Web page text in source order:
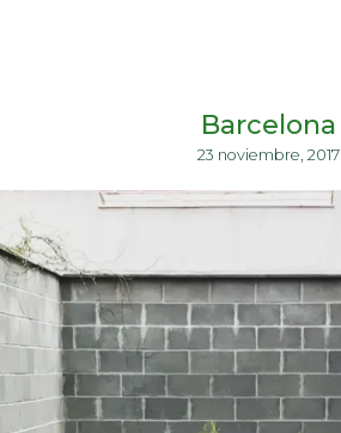
Barcelona
23 noviembre, 2017